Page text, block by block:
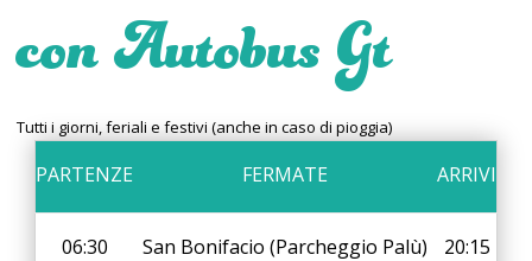
con Autobus Gt
Tutti i giorni, feriali e festivi (anche in caso di pioggia)
PARTENZE FERMATE ARRIVI
06:30 San Bonifacio (Parcheggio Palù) 20:15